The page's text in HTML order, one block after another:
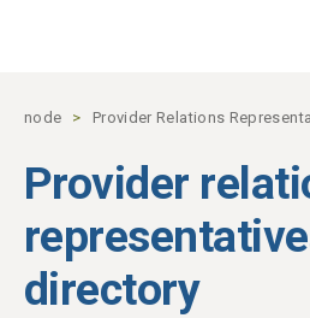
node Provider Relations
Provider
directory